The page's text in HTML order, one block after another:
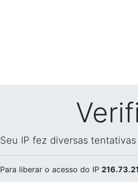
Seu IP fez diversas
Para liberar o acesso do IP